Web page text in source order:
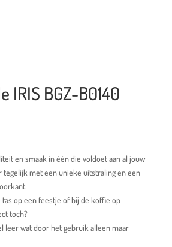
IRIS BGZ-B0140
en smaak in één die voldoet aan al jouw
tegelijk met een unieke uitstraling en een
tas op een feestje of bij de koffie op
toch?
leer wat door het gebruik alleen maar